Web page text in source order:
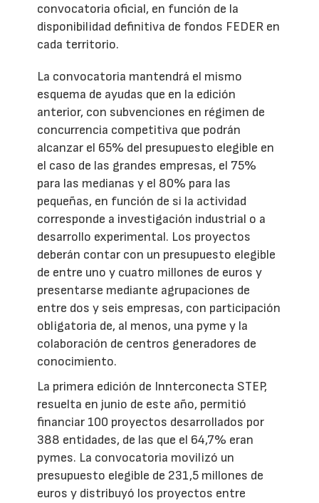
convocatoria oficial, en función de la
disponibilidad definitiva de fondos FEDER en
cada territorio.
La convocatoria mantendrá el mismo
esquema de ayudas que en la edición
anterior, con subvenciones en régimen de
concurrencia competitiva que podrán
alcanzar el 65% del presupuesto elegible en
el caso de las grandes empresas, el 75%
para las medianas y el 80% para las
pequeñas, en función de si la actividad
corresponde a investigación industrial o a
desarrollo experimental. Los proyectos
deberán contar con un presupuesto elegible
de entre uno y cuatro millones de euros y
presentarse mediante agrupaciones de
entre dos y seis empresas, con participación
obligatoria de, al menos, una pyme y la
colaboración de centros generadores de
conocimiento.
La primera edición de Innterconecta STEP,
resuelta en junio de este año, permitió
financiar 100 proyectos desarrollados por
388 entidades, de las que el 64,7% eran
pymes. La convocatoria movilizó un
presupuesto elegible de 231,5 millones de
euros y distribuyó los proyectos entre